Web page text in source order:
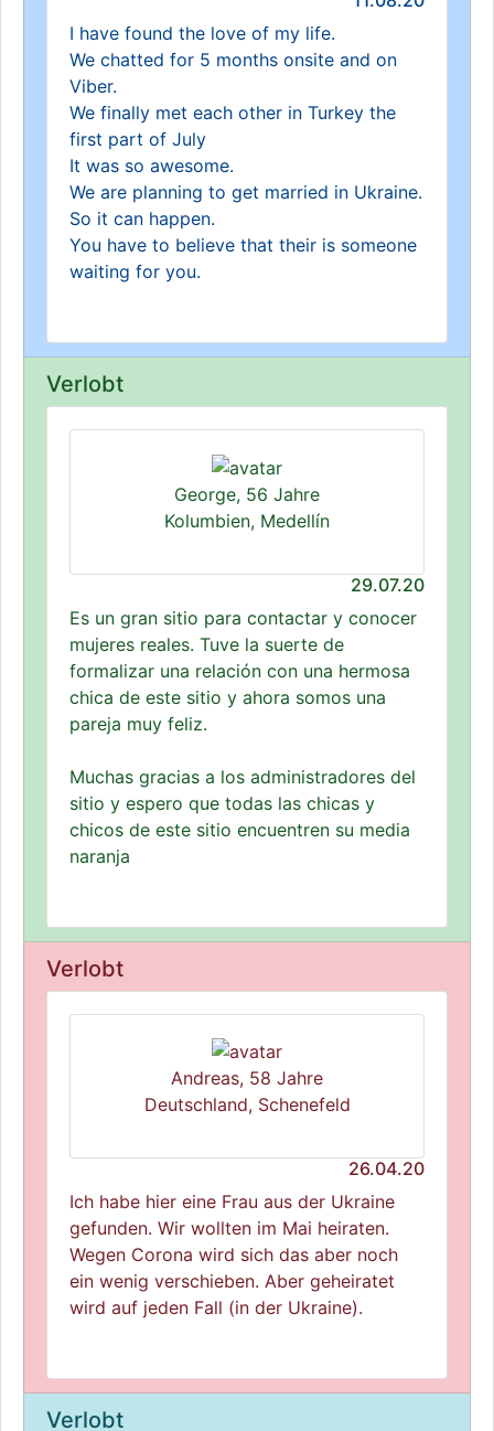
I have found the love of my life.
We chatted for 5 months onsite and on
Viber.
We finally met each other in Turkey the
first part of July
It was so awesome.
We are planning to get married in Ukraine.
So it can happen.
You have to believe that their is someone
waiting for you.
Verlobt
George, 56 Jahre
Kolumbien, Medellín
29.07.20
Es un gran sitio para contactar y conocer
mujeres reales. Tuve la suerte de
formalizar una relación con una hermosa
chica de este sitio y ahora somos una
pareja muy feliz.
Muchas gracias a los administradores del
sitio y espero que todas las chicas y
chicos de este sitio encuentren su media
naranja
Verlobt
Andreas, 58 Jahre
Deutschland, Schenefeld
26.04.20
Ich habe hier eine Frau aus der Ukraine
gefunden. Wir wollten im Mai heiraten.
Wegen Corona wird sich das aber noch
ein wenig verschieben. Aber geheiratet
wird auf jeden Fall (in der Ukraine).
Verlobt